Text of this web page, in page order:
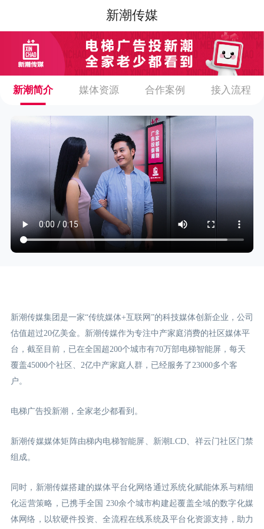
新潮传媒
新潮简介 媒体资源 合作案例 接入流程
新潮传媒集团是一家“传统媒体+互联网”的科技媒体创新企业，公司
估值超过20亿美金。新潮传媒作为专注中产家庭消费的社区媒体平
台，截至目前，已在全国超200个城市有70万部电梯智能屏，每天
覆盖45000个社区、2亿中产家庭人群，已经服务了23000多个客
户。
电梯广告投新潮，全家老少都看到。
新潮传媒媒体矩阵由梯内电梯智能屏、新潮LCD、祥云门社区门禁
组成。
同时，新潮传媒搭建的媒体平台化网络通过系统化赋能体系与精细
化运营策略，已携手全国 230余个城市构建起覆盖全域的数字化媒
体网络，以软硬件投资、全流程在线系统及平台化资源支持，助力